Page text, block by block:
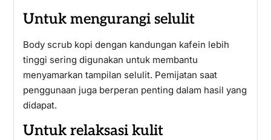
Untuk mengurangi selulit
Body scrub kopi dengan kandungan kafein lebih
tinggi sering digunakan untuk membantu
menyamarkan tampilan selulit. Pemijatan saat
penggunaan juga berperan penting dalam hasil yang
didapat.
Untuk relaksasi kulit